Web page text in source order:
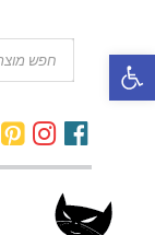
פתח סרגל נגישות